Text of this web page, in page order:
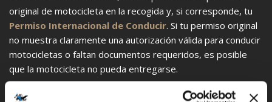
original de motocicleta en la recogida y, si corresponde, tu
Permiso Internacional de Conducir. Si tu permiso original
no muestra claramente una autorización válida para conducir
motocicletas o faltan documentos requeridos, es posible
que la motocicleta no pueda entregarse.
Antes de tu ruta en moto, comprueba las normas de cada